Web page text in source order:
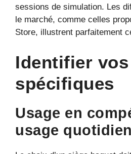
sessions de simulation. Les
le marché, comme celles
Store, illustrent parfaitement
Identifier
spécifiques
Usage en
usage quotidien